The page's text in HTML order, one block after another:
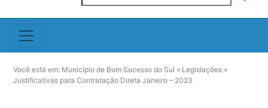
Você está em: Município de Bom Sucesso do Sul » Legislações »
Justificativas para Contratação Direta Janeiro – 2023